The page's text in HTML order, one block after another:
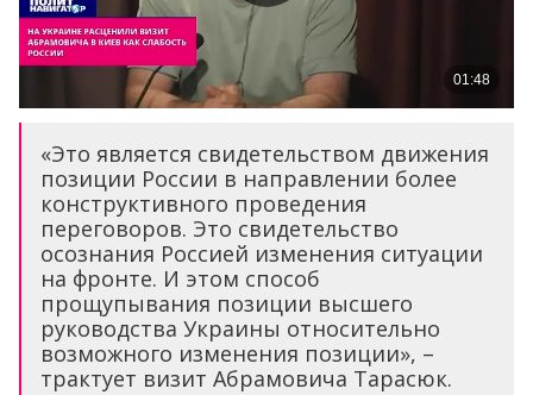
«Это является свидетельством движения
позиции России в направлении более
конструктивного проведения
переговоров. Это свидетельство
осознания Россией изменения ситуации
на фронте. И этом способ
прощупывания позиции высшего
руководства Украины относительно
возможного изменения позиции», –
трактует визит Абрамовича Тарасюк.